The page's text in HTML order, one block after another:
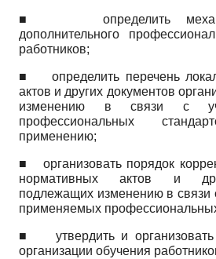
■ определить
дополнительного
работников;
■определить перечень
актов и других документов
изменению в связи с
профессиональных
применению;
■ организовать порядок
нормативных актов и
подлежащих изменению в связи
применяемых
■ утвердить и организовать
организации обучения